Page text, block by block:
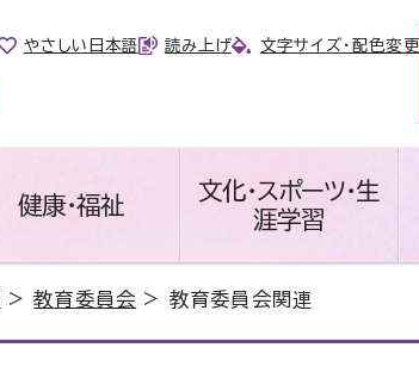
やさしい日本語 読み上げ 文字サイズ・配色変更
健康・福祉
文化・スポーツ・生
涯学習
>教育委員会 > 教育委員会関連